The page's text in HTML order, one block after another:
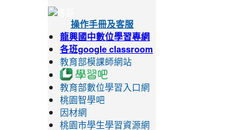
習專區
操作手冊及客服
龍興國中數位學習專網
各班google classroom
教育部模課師網站
教育部數位學習入口網
桃園智學吧
因材網
桃園市學生學習資源網